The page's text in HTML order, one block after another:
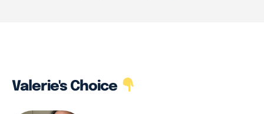
Valerie's Choice